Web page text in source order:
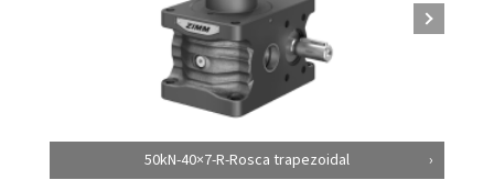
50kN-40×7-R-Rosca trapezoidal